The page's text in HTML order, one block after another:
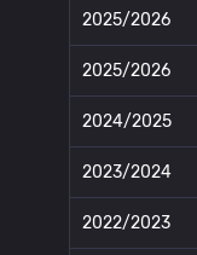
2025/2026
2025/2026
2024/2025
2023/2024
2022/2023